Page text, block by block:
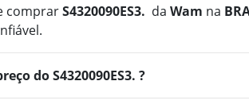
comprarS4320090ES3. da Wam na
do S4320090ES3. ?